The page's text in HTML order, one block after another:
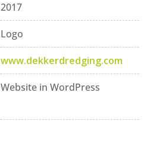
2017
Logo
www.dekkerdredging.com
Website in WordPress